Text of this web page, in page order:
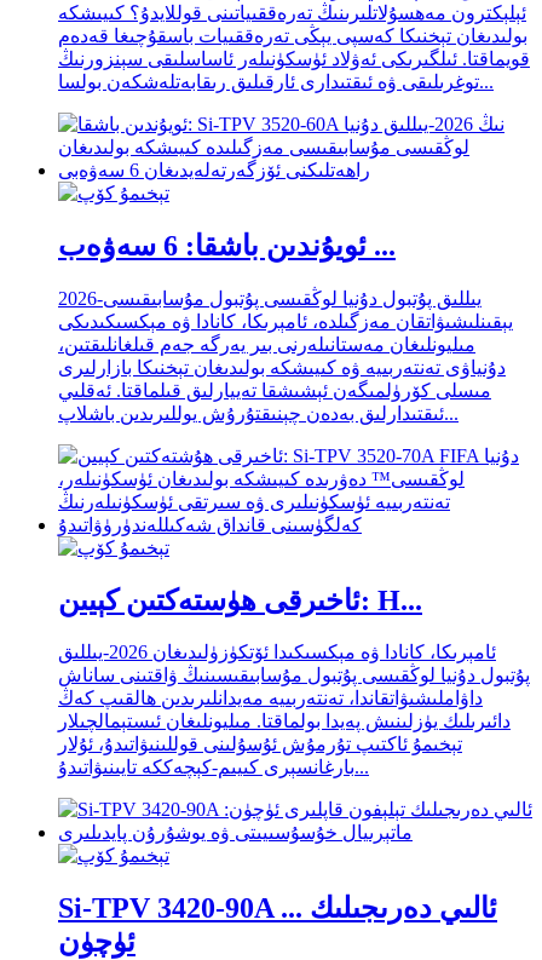
ئېلېكترون مەھسۇلاتلىرىنىڭ تەرەققىياتىنى قوللايدۇ؟ كىيىشكە
بولىدىغان تېخنىكا كەسپى يېڭى تەرەققىيات باسقۇچىغا قەدەم
قويماقتا. ئىلگىرىكى ئەۋلاد ئۈسكۈنىلەر ئاساسلىقى سېنزورنىڭ
توغرىلىقى ۋە ئىقتىدارى ئارقىلىق رىقابەتلەشكەن بولسا...
ئويۇندىن باشقا: 6 سەۋەب ...
2026-يىللىق پۇتبول دۇنيا لوڭقىسى پۇتبول مۇسابىقىسى
يېقىنلىشىۋاتقان مەزگىلدە، ئامېرىكا، كانادا ۋە مېكسىكىدىكى
مىليونلىغان مەستانىلەرنى بىر يەرگە جەم قىلغانلىقتىن،
دۇنياۋى تەنتەربىيە ۋە كىيىشكە بولىدىغان تېخنىكا بازارلىرى
مىسلى كۆرۈلمىگەن ئېشىشقا تەييارلىق قىلماقتا. ئەقلىي
ئىقتىدارلىق بەدەن چېنىقتۇرۇش يوللىرىدىن باشلاپ...
ئاخىرقى ھۈستەكتىن كېيىن: H...
ئامېرىكا، كانادا ۋە مېكسىكىدا ئۆتكۈزۈلىدىغان 2026-يىللىق
پۇتبول دۇنيا لوڭقىسى پۇتبول مۇسابىقىسىنىڭ ۋاقتىنى ساناش
داۋاملىشىۋاتقاندا، تەنتەربىيە مەيدانلىرىدىن ھالقىپ كەڭ
دائىرىلىك يۈزلىنىش پەيدا بولماقتا. مىليونلىغان ئىستېمالچىلار
تېخىمۇ ئاكتىپ تۇرمۇش ئۇسۇلىنى قوللىنىۋاتىدۇ، ئۇلار
بارغانسېرى كىيىم-كېچەككە تايىنىۋاتىدۇ...
Si-TPV 3420-90A ئالىي دەرىجىلىك ...
ئۈچۈن